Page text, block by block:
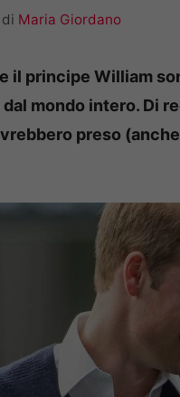
di Maria Giordano
il principe William
mondo intero. Di
preso